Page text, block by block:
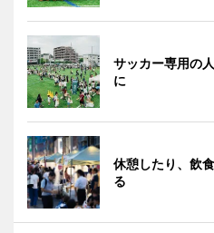
サッカー専用の
に
休憩したり、飲
る